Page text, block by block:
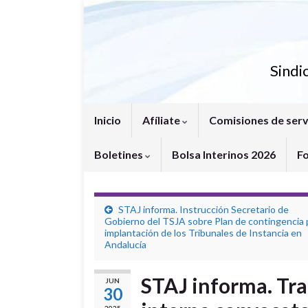
Inicio Afíliate Comisiones de
Boletines Bolsa Interinos 2026
STAJ informa. Instrucción Secretario de
Gobierno del TSJA sobre Plan de contingencia
implantación de los Tribunales de Instancia en
Andalucía
JUN
30
STAJ informa.